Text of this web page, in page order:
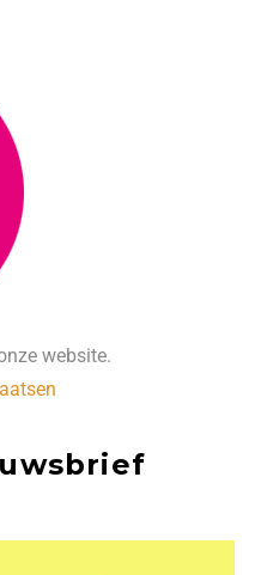
website.